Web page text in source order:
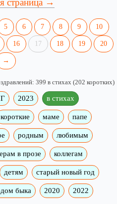
страница →
5 6 7 8 9 10
16 17 18 19 20
→
399 в стихах (202 коротких)
2023 в стихах
короткие маме папе
родным любимым
в прозе коллегам
детям старый новый год
быка 2020 2022